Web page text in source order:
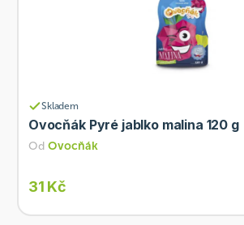
Skladem
Ovocňák Pyré jablko malina 120 g
Od Ovocňák
31 Kč